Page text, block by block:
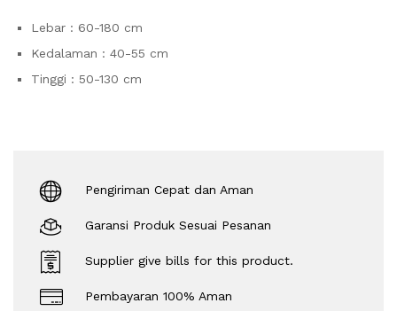
Lebar : 60-180 cm
Kedalaman : 40-55 cm
Tinggi : 50-130 cm
Pengiriman Cepat dan Aman
Garansi Produk Sesuai Pesanan
Supplier give bills for this product.
Pembayaran 100% Aman